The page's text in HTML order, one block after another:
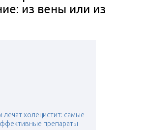
из вены или из
лечат холецистит: самые
препараты